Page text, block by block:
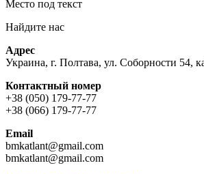
Место под текст
Найдите нас
Адрес
Украина, г. Полтава, ул. Соборности 54,
Контактный номер
+38 (050) 179-77-77
+38 (066) 179-77-77
Email
bmkatlant@gmail.com
bmkatlant@gmail.com